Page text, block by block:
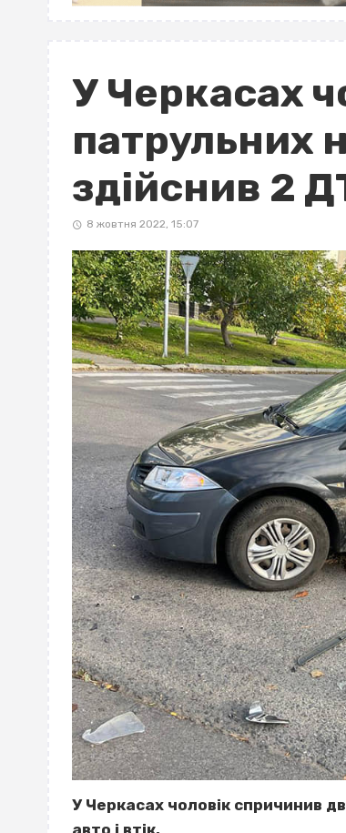
У Черкасах
патрульних
здійснив 2
8 жовтня 2022, 15:07
У Черкасах чоловік спричинив
авто і втік.